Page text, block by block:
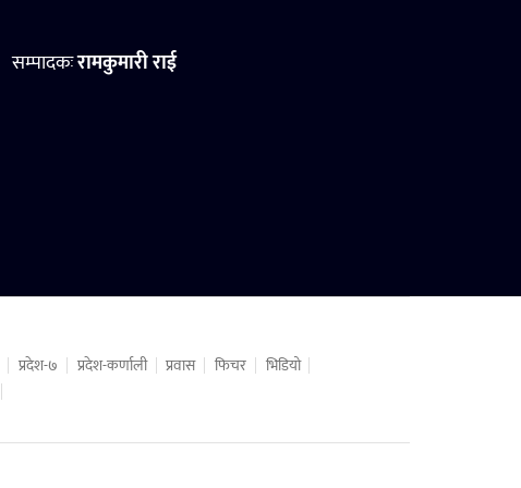
सम्पादकःरामकुमारी राई
प्रदेश-७ प्रदेश-कर्णाली प्रवास फिचर
भिडियो